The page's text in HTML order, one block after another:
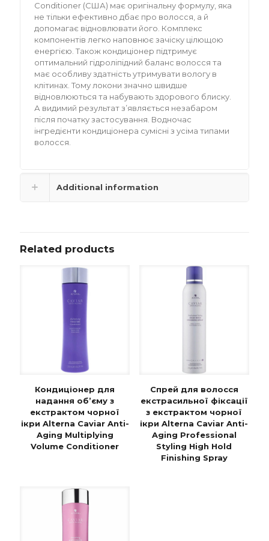
Conditioner (США) має оригінальну формулу, яка
не тільки ефективно дбає про волосся, а й
допомагає відновлювати його. Комплекс
компонентів легко наповнює зачіску цілющою
енергією. Також кондиціонер підтримує
оптимальний гідроліпідний баланс волосся та
має особливу здатність утримувати вологу в
клітинах. Тому локони значно швидше
відновлюються та набувають здорового блиску.
А видимий результат з’являється незабаром
після початку застосування. Водночас
інгредієнти кондиціонера сумісні з усіма типами
волосся.
Additional information
Related products
Кондиціонер для
надання об’єму з
екстрактом чорної
ікри Alterna Caviar Anti-
Aging Multiplying
Volume Conditioner
Спрей для волосся
екстрасильної фіксації
з екстрактом чорної
ікри Alterna Caviar Anti-
Aging Professional
Styling High Hold
Finishing Spray